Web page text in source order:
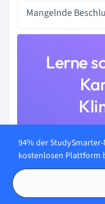
Mangelnde
Lerne
Melde dich
94% der
kostenlosen Plattform